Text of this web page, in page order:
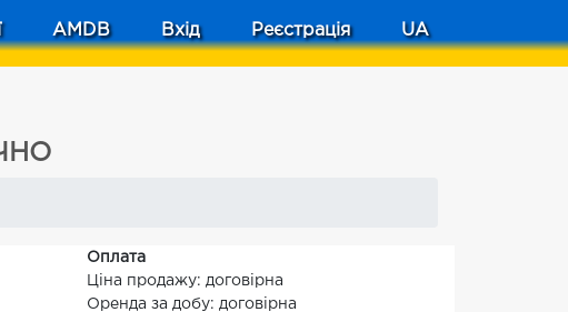
AMDB Вхід Реєстрація UA
Оплата
Ціна продажу: договірна
Оренда за добу: договірна